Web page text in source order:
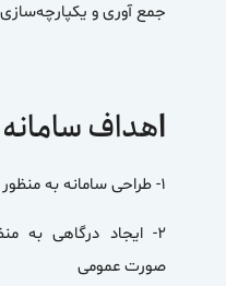
جمع آوری و
اهداف سامانه
۱- طراحی سامانه به منظور استفاده در فرآیندهای داخل
۲- ایجاد درگاهی به
صورت عمومی